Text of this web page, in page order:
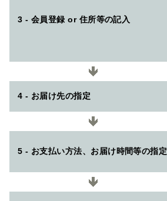
3 - 会員登録 or 住所等の記入
4 - お届け先の指定
5 - お支払い方法、お届け時間等の指定